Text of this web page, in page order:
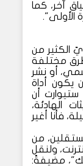
آخر، كما
الأولى".
الكثير من
مختلفة
أو نشر
أداة
أن
الهادئة،
فأنا أغير
من
ولنقل
مضيفةً: